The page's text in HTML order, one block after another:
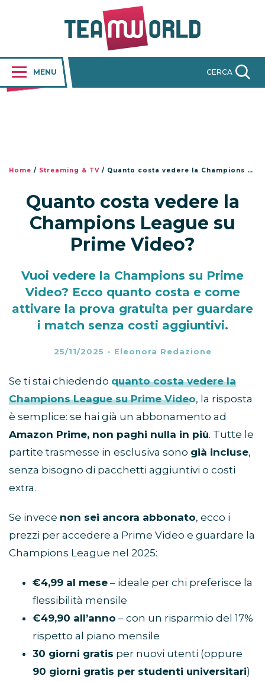
MENU CERCA
Home / Streaming & TV / Quanto costa vedere la Champions League su Prime Video?
Quanto costa vedere la
Champions League su
Prime Video?
Vuoi vedere la Champions su Prime
Video? Ecco quanto costa e come
attivare la prova gratuita per guardare
i match senza costi aggiuntivi.
25/11/2025 - Eleonora Redazione
Se ti stai chiedendo quanto costa vedere la
Champions League su Prime Video, la risposta
è semplice: se hai già un abbonamento ad
Amazon Prime, non paghi nulla in più. Tutte le
partite trasmesse in esclusiva sono già incluse,
senza bisogno di pacchetti aggiuntivi o costi
extra.
Se invece non sei ancora abbonato, ecco i
prezzi per accedere a Prime Video e guardare la
Champions League nel 2025:
€4,99 al mese – ideale per chi preferisce la
flessibilità mensile
€49,90 all’anno – con un risparmio del 17%
rispetto al piano mensile
30 giorni gratis per nuovi utenti (oppure
90 giorni gratis per studenti universitari)